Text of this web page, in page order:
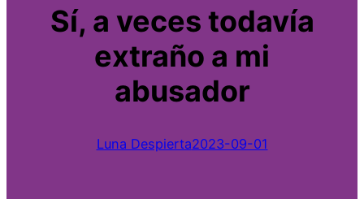
Sí, a veces todavía
extraño a mi
abusador
Luna Despierta2023-09-01